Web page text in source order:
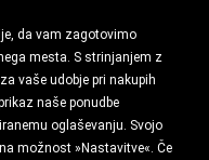
da vam zagotovimo
mesta. S strinjanjem z
vaše udobje pri nakupih
naše ponudbe
oglaševanju. Svojo
možnost »Nastavitve«. Če